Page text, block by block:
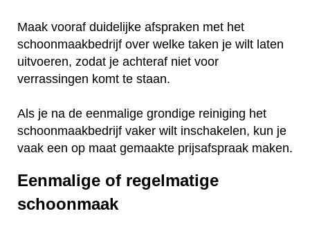
Maak vooraf duidelijke afspraken met het
schoonmaakbedrijf over welke taken je wilt laten
uitvoeren, zodat je achteraf niet voor
verrassingen komt te staan.
Als je na de eenmalige grondige reiniging het
schoonmaakbedrijf vaker wilt inschakelen, kun je
vaak een op maat gemaakte prijsafspraak maken.
Eenmalige of regelmatige
schoonmaak